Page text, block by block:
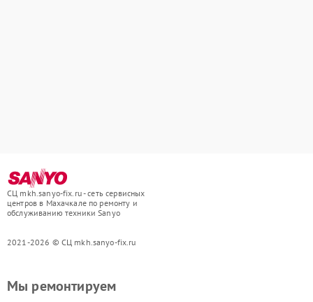
СЦ mkh.sanyo-fix.ru - сеть сервисных
центров в Махачкале по ремонту и
обслуживанию техники Sanyo
2021-2026 © СЦ mkh.sanyo-fix.ru
Мы ремонтируем